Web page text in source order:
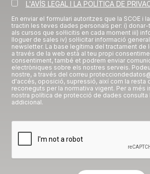
L'AVÍS LEGAL I LA POLÍTICA DE
En enviar el formulari autoritzes que la SCOE i
tractin les teves dades personals per: i)
als cursos que sol·licitis en cada moment iii)
lloguer de sales iv) sol·licitar informació
newsletter. La base legítima del tractament de
a través de la web està al teu propi
consentiment, també et podrem enviar
electròniques sobre els nostres serveis.
nostre, a través del correu
d'accés, oposició, supressió, així com la resta
reconeguts per la normativa vigent. Per a més
nostra política de protecció de dades consulta
addicional.